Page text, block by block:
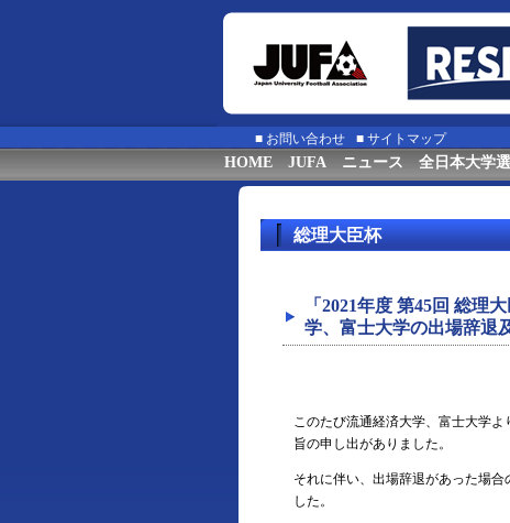
■ お問い合わせ ■ サイトマップ
HOME JUFA ニュース 全日本大学
総理大臣杯
「2021年度 第45回 総理
学、富士大学の出場辞退
このたび流通経済大学、富士大学
旨の申し出がありました。
それに伴い、出場辞退があった場
した。